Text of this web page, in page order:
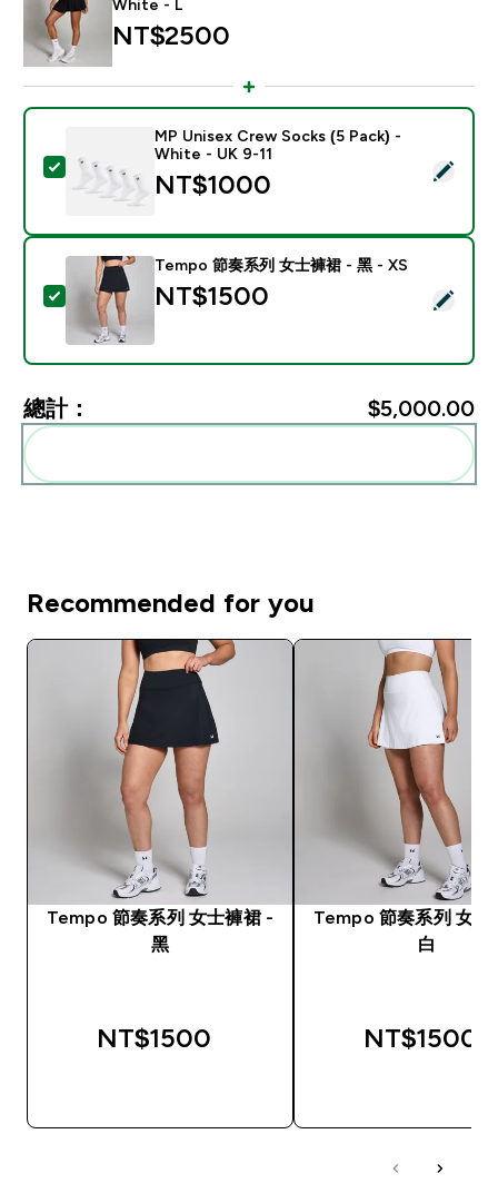
White - L
NT$2500‎
選取此商品 - MP Unisex Crew Socks (5 Pack) - White
MP Unisex Crew Socks (5 Pack) -
White - UK 9-11
NT$1000‎
選取此商品 - Tempo 節奏系列 女士褲裙 - 黑 - XS
Tempo 節奏系列 女士褲裙 - 黑 - XS
NT$1500‎
總計： $5,000.00‎
Recommended for you
Tempo 節奏系列 女士褲裙 -
黑
NT$1500‎
Tempo 節奏系列 女士
白
NT$1500‎